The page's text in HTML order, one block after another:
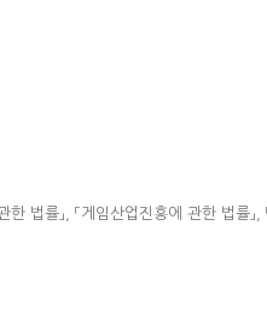
법률」, 「게임산업진흥에 관한 법률」,